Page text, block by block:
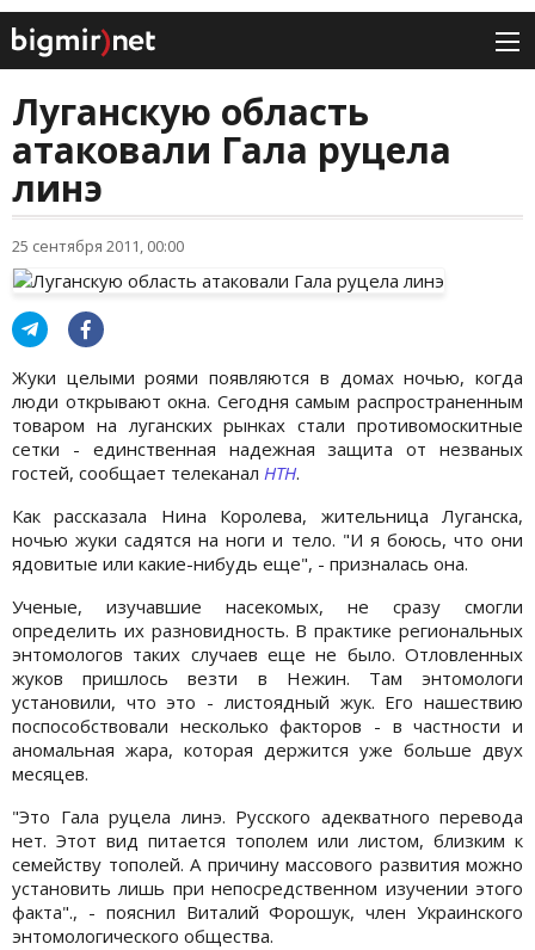
Луганскую область
атаковали Гала руцела
линэ
25 сентября 2011, 00:00
Жуки целыми роями появляются в домах ночью, когда
люди открывают окна. Сегодня самым распространенным
товаром на луганских рынках стали противомоскитные
сетки - единственная надежная защита от незваных
гостей, сообщает телеканал НТН.
Как рассказала Нина Королева, жительница Луганска,
ночью жуки садятся на ноги и тело. "И я боюсь, что они
ядовитые или какие-нибудь еще", - призналась она.
Ученые, изучавшие насекомых, не сразу смогли
определить их разновидность. В практике региональных
энтомологов таких случаев еще не было. Отловленных
жуков пришлось везти в Нежин. Там энтомологи
установили, что это - листоядный жук. Его нашествию
поспособствовали несколько факторов - в частности и
аномальная жара, которая держится уже больше двух
месяцев.
"Это Гала руцела линэ. Русского адекватного перевода
нет. Этот вид питается тополем или листом, близким к
семейству тополей. А причину массового развития можно
установить лишь при непосредственном изучении этого
факта"., - пояснил Виталий Форошук, член Украинского
энтомологического общества.